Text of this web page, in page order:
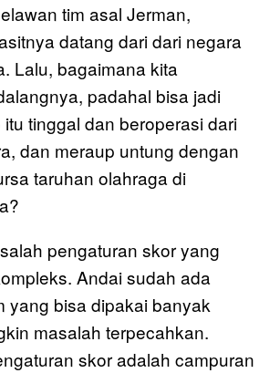
tim asal Jerman,
datang dari dari negara
Lalu, bagaimana kita
padahal bisa jadi
tinggal dan beroperasi dari
dan meraup untung dengan
taruhan olahraga di
pengaturan skor yang
Andai sudah ada
yang bisa dipakai banyak
masalah terpecahkan.
skor adalah campuran